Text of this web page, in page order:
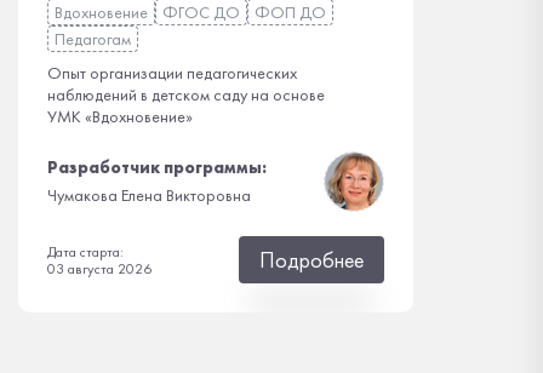
Вдохновение ФГОС ДО
ФОП ДО
Педагогам
Опыт организации педагогических
наблюдений в детском саду на основе
УМК «Вдохновение»
Разработчик программы:
Чумакова Елена Викторовна
Дата старта:
03 августа 2026
Подробнее